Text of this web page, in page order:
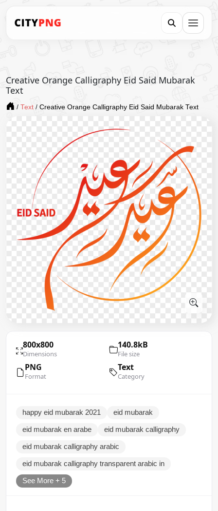
Creative Orange Calligraphy Eid Said Mubarak
Text
/ Text / Creative Orange Calligraphy Eid Said Mubarak Text
800x800
Dimensions
140.8kB
File size
PNG
Format
Text
Category
happy eid mubarak 2021 eid mubarak
eid mubarak en arabe eid mubarak calligraphy
eid mubarak calligraphy arabic
eid mubarak calligraphy transparent arabic in
See More + 5